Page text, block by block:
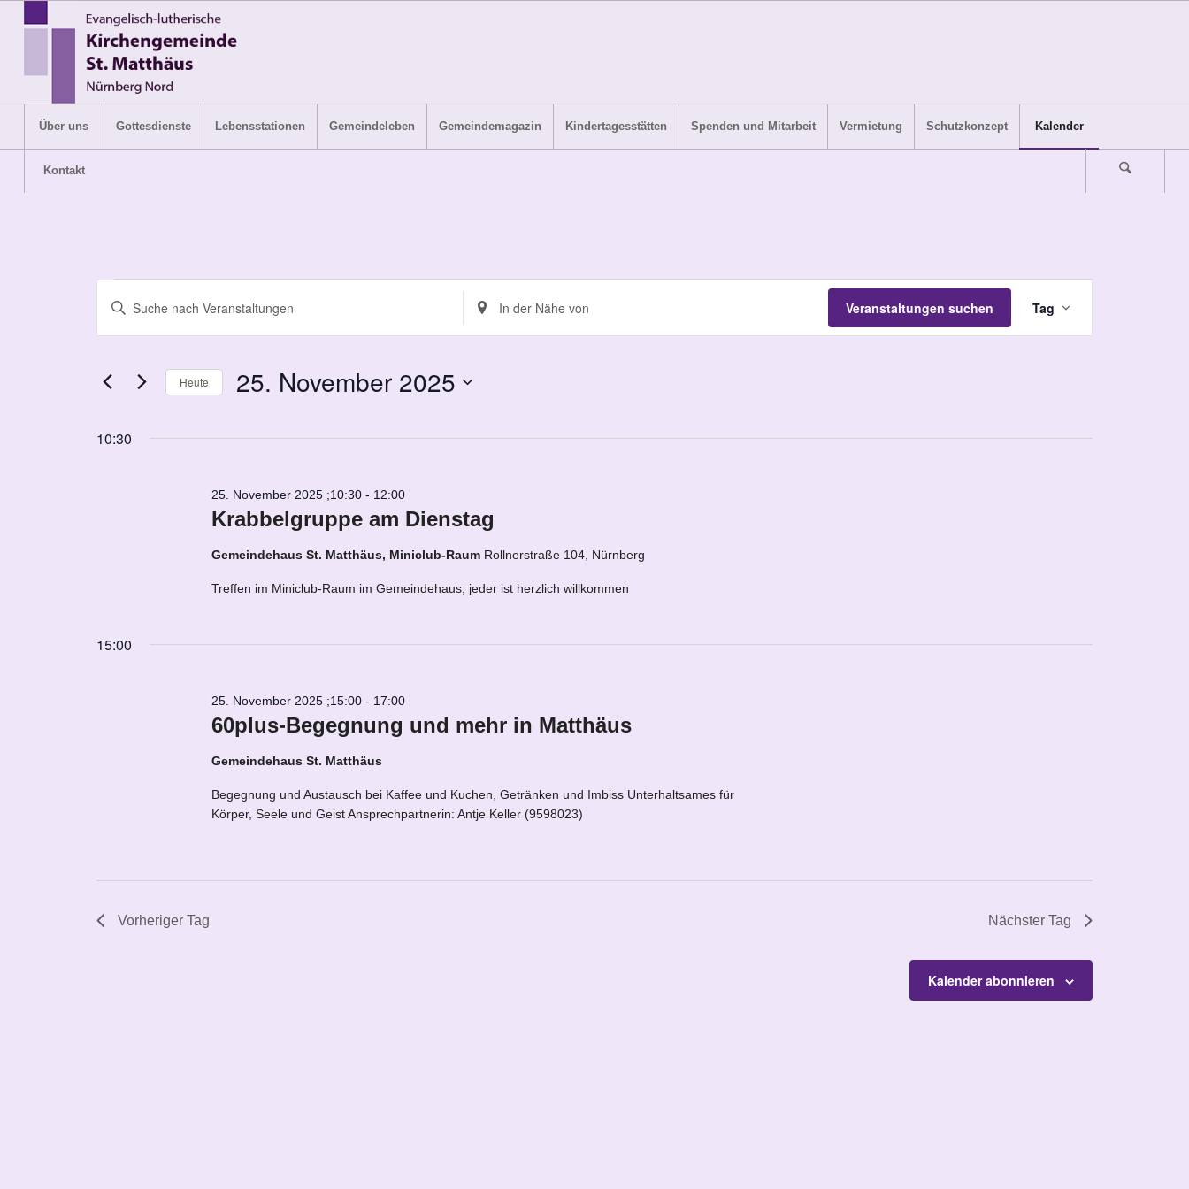
Über uns Gottesdienste Lebensstationen Gemeindeleben Gemeindemagazin Kindertagesstätten Spenden und Mitarbeit Vermietung Schutzkonzept Kalender
Kontakt
Veranstaltungen
für
November
2025
Suche
Ansichten,
Navigation
Bitte
nach
Standort
eingeben.
Veranstaltungen.
Veranstaltungen suchen
Ansichten-
Tag
Heute 25. November 2025
10:30
Krabbelgruppe am Dienstag
25. November 2025 ;10:30 - 12:00
Gemeindehaus St. Matthäus, Miniclub-Raum Rollnerstraße 104, Nürnberg
Treffen im Miniclub-Raum im Gemeindehaus; jeder ist herzlich willkommen
15:00
60plus-Begegnung und mehr in Matthäus
25. November 2025 ;15:00 - 17:00
Gemeindehaus St. Matthäus
Begegnung und Austausch bei Kaffee und Kuchen, Getränken und Imbiss Unterhaltsames für
Körper, Seele und Geist Ansprechpartnerin: Antje Keller (9598023)
Vorheriger Tag Nächster Tag
Kalender abonnieren